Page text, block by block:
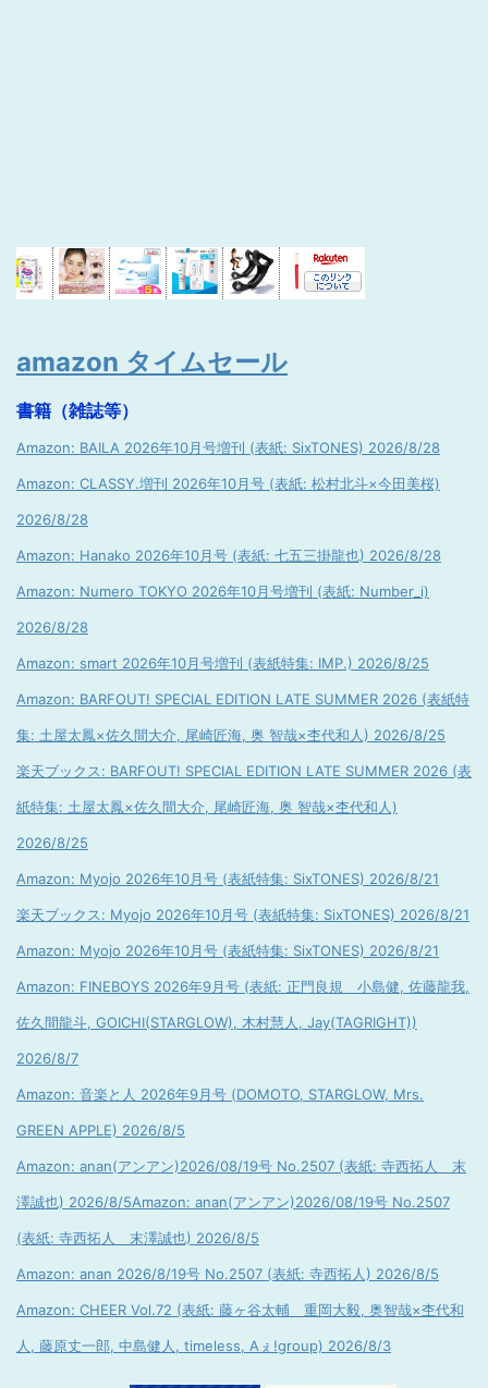
amazon タイムセール
書籍（雑誌等）
Amazon: BAILA 2026年10月号増刊 (表紙: SixTONES) 2026/8/28
Amazon: CLASSY.増刊 2026年10月号 (表紙: 松村北斗×今田美桜)
2026/8/28
Amazon: Hanako 2026年10月号 (表紙: 七五三掛龍也) 2026/8/28
Amazon: Numero TOKYO 2026年10月号増刊 (表紙: Number_i)
2026/8/28
Amazon: smart 2026年10月号増刊 (表紙特集: IMP.) 2026/8/25
Amazon: BARFOUT! SPECIAL EDITION LATE SUMMER 2026 (表紙特
集: 土屋太鳳×佐久間大介, 尾崎匠海, 奥 智哉×杢代和人) 2026/8/25
楽天ブックス: BARFOUT! SPECIAL EDITION LATE SUMMER 2026 (表
紙特集: 土屋太鳳×佐久間大介, 尾崎匠海, 奥 智哉×杢代和人)
2026/8/25
Amazon: Myojo 2026年10月号 (表紙特集: SixTONES) 2026/8/21
楽天ブックス: Myojo 2026年10月号 (表紙特集: SixTONES) 2026/8/21
Amazon: Myojo 2026年10月号 (表紙特集: SixTONES) 2026/8/21
Amazon: FINEBOYS 2026年9月号 (表紙: 正門良規 小島健, 佐藤龍我,
佐久間龍斗, GOICHI(STARGLOW), 木村慧人, Jay(TAGRIGHT))
2026/8/7
Amazon: 音楽と人 2026年9月号 (DOMOTO, STARGLOW, Mrs.
GREEN APPLE) 2026/8/5
Amazon: anan(アンアン)2026/08/19号 No.2507 (表紙: 寺西拓人 末
澤誠也) 2026/8/5Amazon: anan(アンアン)2026/08/19号 No.2507
(表紙: 寺西拓人 末澤誠也) 2026/8/5
Amazon: anan 2026/8/19号 No.2507 (表紙: 寺西拓人) 2026/8/5
Amazon: CHEER Vol.72 (表紙: 藤ヶ谷太輔 重岡大毅, 奥智哉×杢代和
人, 藤原丈一郎, 中島健人, timeless, Aぇ!group) 2026/8/3